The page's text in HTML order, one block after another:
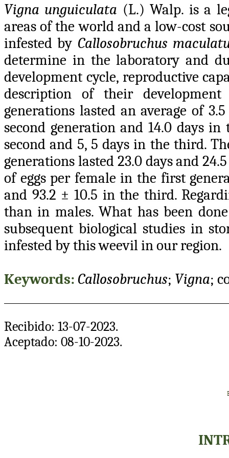
Vigna unguiculata (L.)Walp. is a
areas of the world and a low-cost
infested by Callosobruchus
determine in the laboratory and
development cycle, reproductive
description of their
generations lasted an average of
second generation and 14.0 days
second and 5, 5 days in the third.
generations lasted 23.0 days and
of eggs per female in the first
and 93.2 ± 10.5 in the third.
than in males. What has been
subsequent biological studies in
infested by this weevil in our region.
Keywords: Callosobruchus; Vigna;
Recibido: 13-07-2023.
Aceptado: 08-10-2023.